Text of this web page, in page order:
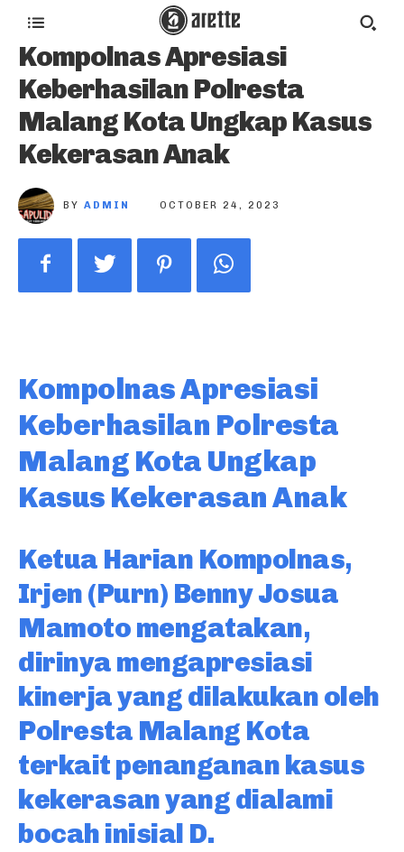
Kompolnas Apresiasi
Keberhasilan Polresta
Malang Kota Ungkap Kasus
Kekerasan Anak
BY ADMIN OCTOBER 24, 2023
Kompolnas Apresiasi
Keberhasilan Polresta
Malang Kota Ungkap
Kasus Kekerasan Anak
Ketua Harian Kompolnas,
Irjen (Purn) Benny Josua
Mamoto mengatakan,
dirinya mengapresiasi
kinerja yang dilakukan oleh
Polresta Malang Kota
terkait penanganan kasus
kekerasan yang dialami
bocah inisial D.